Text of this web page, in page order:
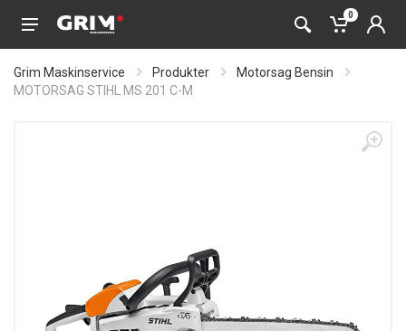
0
Grim Maskinservice Produkter
Motorsag Bensin
MOTORSAG STIHL MS 201 C-M